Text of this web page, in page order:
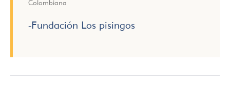
Colombiana
-Fundación Los pisingos